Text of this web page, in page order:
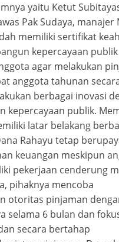
yaitu Ketut
Pak Sudaya, manajer
memiliki sertifikat
kepercayaan
agar melakukan
anggota tahunan
berbagai inovasi
kepercayaan publik.
latar belakang
Rahayu tetap
keuangan meskipun
pekerjaan cenderung
pihaknya mencoba
otoritas pinjaman
selama 6 bulan dan
secara bertahap